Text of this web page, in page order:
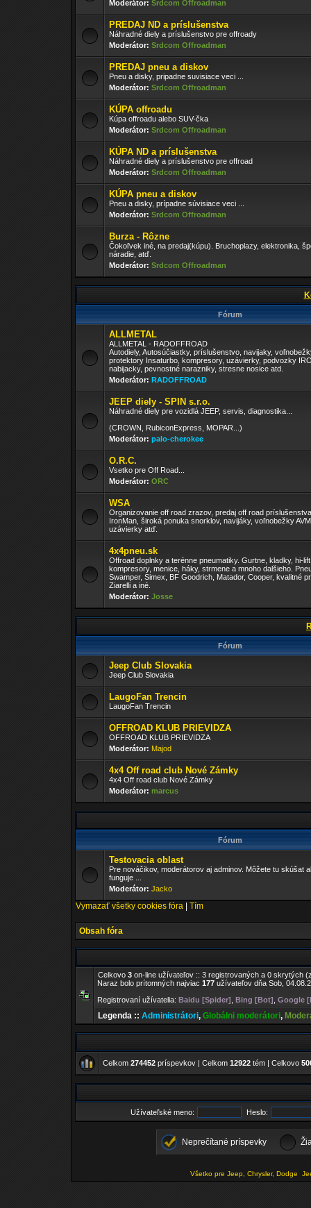
Moderátor: Srdcom Offroadman
PREDAJ ND a príslušenstva
Náhradné diely a príslušenstvo pre offroady
Moderátor: Srdcom Offroadman
PREDAJ pneu a diskov
Pneu a disky, pripadne suvisiace veci ...
Moderátor: Srdcom Offroadman
KÚPA offroadu
Kúpa offroadu alebo SUV-čka
Moderátor: Srdcom Offroadman
KÚPA ND a príslušenstva
Náhradné diely a príslušenstvo pre offroad
Moderátor: Srdcom Offroadman
KÚPA pneu a diskov
Pneu a disky, prípadne súvisiace veci ...
Moderátor: Srdcom Offroadman
Burza - Rôzne
Čokoľvek iné, na predaj(kúpu). Bruchoplazy, elektronika,
náradie, atď.
Moderátor: Srdcom Offroadman
Fórum
ALLMETAL
ALLMETAL - RADOFFROAD
Autodiely, Autosúčiastky, príslušenstvo, navijaky,
protektory Insaturbo, kompresory, uzávierky, podvozky
nabijacky, pevnostné narazniky, stresne nosice atd.
Moderátor: RADOFFROAD
JEEP diely - SPIN s.r.o.
Náhradné diely pre vozidlá JEEP, servis, diagnostika...
(CROWN, RubiconExpress, MOPAR...)
Moderátor: palo-cherokee
O.R.C.
Vsetko pre Off Road...
Moderátor: ORC
WSA
Organizovanie off road zrazov, predaj off road
IronMan, široká ponuka snorklov, navijáky, voľnobežky
uzávierky atď.
4x4pneu.sk
Offroad doplnky a terénne pneumatiky. Gurtne, kladky, hi-
kompresory, menice, háky, strmene a mnoho dalšieho.
Swamper, Simex, BF Goodrich, Matador, Cooper, kvalitné
Ziarelli a iné.
Moderátor: Josse
Fórum
Jeep Club Slovakia
Jeep Club Slovakia
LaugoFan Trencin
LaugoFan Trencin
OFFROAD KLUB PRIEVIDZA
OFFROAD KLUB PRIEVIDZA
Moderátor: Majod
4x4 Off road club Nové Zámky
4x4 Off road club Nové Zámky
Moderátor: marcus
Fórum
Testovacia oblast
Pre nováčikov, moderátorov aj adminov. Môžete tu skúšat
funguje ...
Moderátor: Jacko
Vymazať všetky cookies fóra Tím
Obsah fóra
Celkovo 3 on-line užívateľov :: 3 registrovaných a 0 skrytých
Naraz bolo prítomných najviac 177 užívateľov dňa Sob,
Registrovaní užívatelia: Baidu [Spider] Bing [Bot] Google
Legenda :: Administrátori, Globálni moderátori,
Celkom 274452 príspevkov | Celkom 12922 tém | Celkovo
Užívateľské meno: Heslo:
Neprečítané príspevky
Všetko pre Jeep, Chrysler, Dodge